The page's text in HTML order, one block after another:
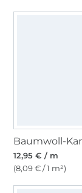
12,95 € / m
(8,09 € / 1 m²)